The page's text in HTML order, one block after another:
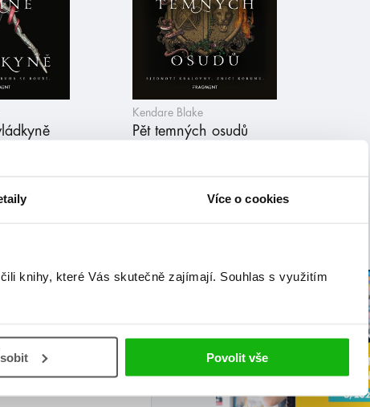
Více o cookies
knihy, které Vás skutečně zajímají. Souhlas s využitím
Povolit vše
Kendare Blake
Pět temných osudů
se ďáblu. Ale
kterou člověk
vyloučená?